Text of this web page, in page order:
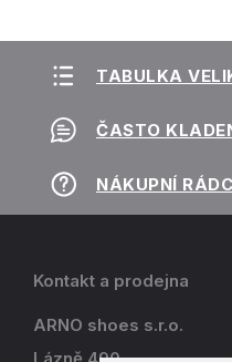
TABULKA
ČASTO
NÁKUPNÍ
Kontakt a prodejna
ARNO shoes s.r.o.
Lázně 490